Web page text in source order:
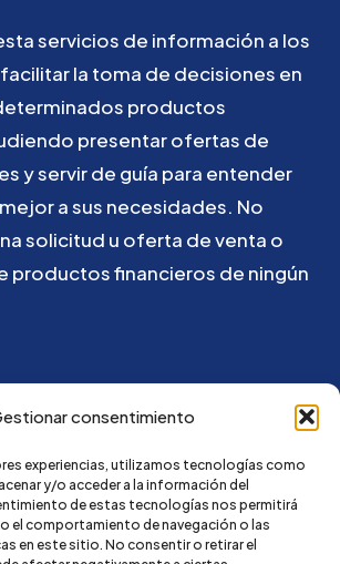
consentimiento
experiencias, utilizamos tecnologías como
y/o acceder a la información del
de estas tecnologías nos permitirá
el comportamiento de navegación o las
en este sitio. No consentir o retirar el
servicios de información a los
facilitarla toma de decisiones en
productos
presentarofertas de
yservirde guía para entender
mejorasus necesidades. No
solicitud u oferta deventa o
productosfinancieros de ningún
en contacto con nosotros